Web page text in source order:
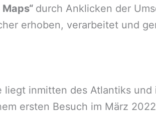
durch Anklicken der
erhoben, verarbeitet und
inmitten des Atlantiks
ersten Besuch im März